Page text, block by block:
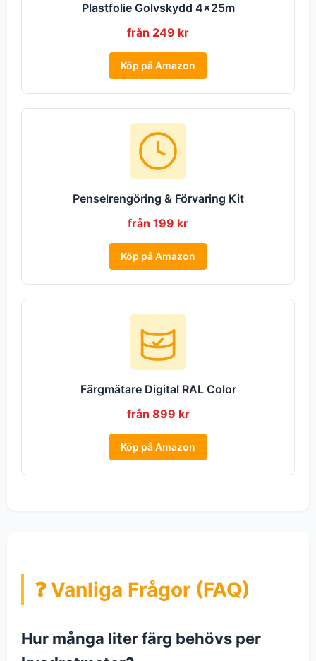
Plastfolie Golvskydd 4x25m
från 249 kr
Köp på Amazon
Penselrengöring & Förvaring Kit
från 199 kr
Köp på Amazon
Färgmätare Digital RAL Color
från 899 kr
Köp på Amazon
❓ Vanliga Frågor (FAQ)
Hur många liter färg behövs per